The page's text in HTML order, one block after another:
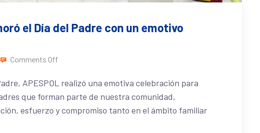
el Día del Padre con un emotivo
Comments Off
APESPOL realizó una emotiva celebración para
que forman parte de nuestra comunidad,
esfuerzo y compromiso tanto en el ámbito familiar